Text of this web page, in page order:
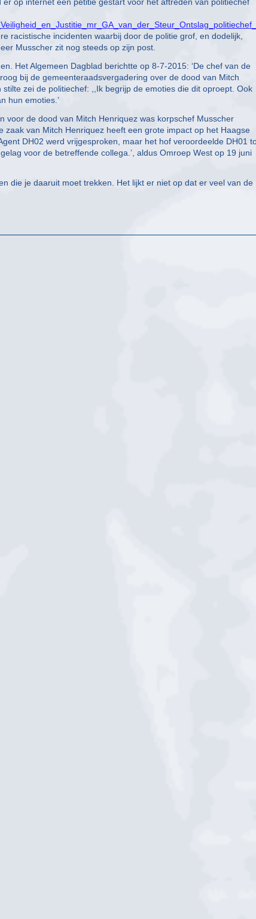
racistische incidenten waarbij door de politie grof, en dodelijk,
Musscher zit nog steeds op zijn post.
Het Algemeen Dagblad berichtte op 8-7-2015: ‘De chef van de
bij de gemeenteraadsvergadering over de dood van Mitch
zei de politiechef: ,,Ik begrijp de emoties die dit oproept. Ook
hun emoties.’
voor de dood van Mitch Henriquez was korpschef Musscher
zaak van Mitch Henriquez heeft een grote impact op het Haagse
DH02 werd vrijgesproken, maar het hof veroordeelde DH01
voor de betreffende collega.’, aldus Omroep West op 19 juni
die je daaruit moet trekken. Het lijkt er niet op dat er veel van de